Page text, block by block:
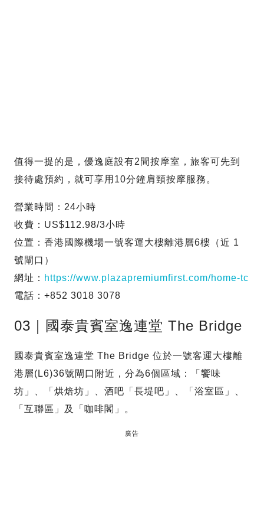
值得一提的是，優逸庭設有2間按摩室，旅客可先到
接待處預約，就可享用10分鐘肩頸按摩服務。
營業時間：24小時
收費：US$112.98/3小時
位置：香港國際機場一號客運大樓離港層6樓（近 1
號閘口）
網址： https://www.plazapremiumfirst.com/home-tc
電話：+852 3018 3078
03｜國泰貴賓室逸連堂 The Bridge
國泰貴賓室逸連堂 The Bridge 位於一號客運大樓離
港層(L6)36號閘口附近，分為6個區域：「饗味
坊」、「烘焙坊」、酒吧「長堤吧」、「浴室區」、
「互聯區」及「咖啡閣」。
廣告